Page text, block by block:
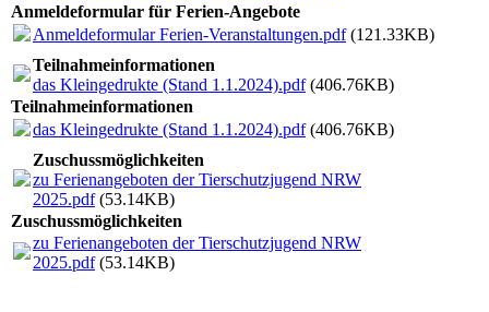
Anmeldeformular für Ferien-Angebote
Anmeldeformular Ferien-Veranstaltungen.pdf(121.33KB)
Teilnahmeinformationen
das Kleingedrukte (Stand 1.1.2024).pdf(406.76KB)
Teilnahmeinformationen
das Kleingedrukte (Stand 1.1.2024).pdf(406.76KB)
Zuschussmöglichkeiten
zu Ferienangeboten der Tierschutzjugend NRW
2025.pdf(53.14KB)
Zuschussmöglichkeiten
zu Ferienangeboten der Tierschutzjugend NRW
2025.pdf(53.14KB)